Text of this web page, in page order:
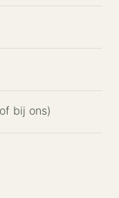
bij ons)